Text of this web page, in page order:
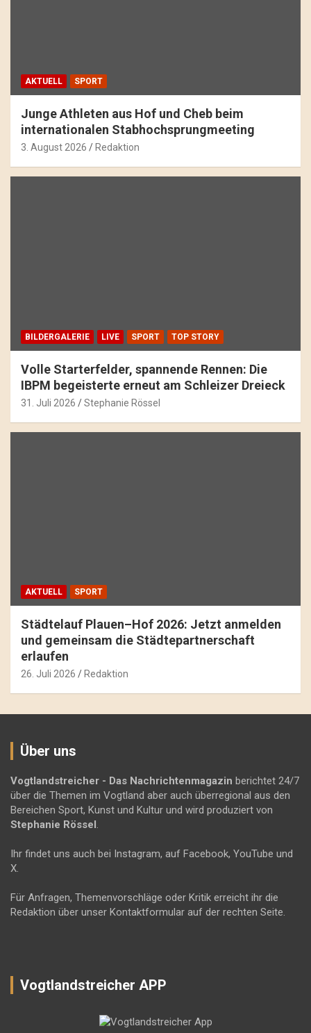
AKTUELL SPORT
Junge Athleten aus Hof und Cheb beim
internationalen Stabhochsprungmeeting
3. August 2026 Redaktion
BILDERGALERIE LIVE SPORT TOP STORY
Volle Starterfelder, spannende Rennen: Die
IBPM begeisterte erneut am Schleizer Dreieck
31. Juli 2026 Stephanie Rössel
AKTUELL SPORT
Städtelauf Plauen–Hof 2026: Jetzt anmelden
und gemeinsam die Städtepartnerschaft
erlaufen
26. Juli 2026 Redaktion
Über uns
Vogtlandstreicher - Das Nachrichtenmagazin berichtet 24/7
über die Themen im Vogtland aber auch überregional aus den
Bereichen Sport, Kunst und Kultur und wird produziert von
Stephanie Rössel .
Ihr findet uns auch bei Instagram, auf Facebook, YouTube und
X.
Für Anfragen, Themenvorschläge oder Kritik erreicht ihr die
Redaktion über unser Kontaktformular auf der rechten Seite.
Vogtlandstreicher APP